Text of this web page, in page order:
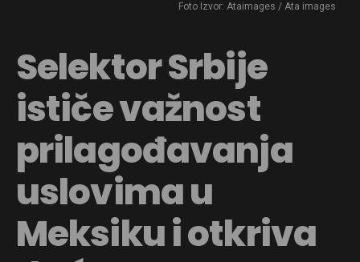
Foto Izvor: Ataimages / Ata images
Selektor Srbije
ističe važnost
prilagođavanja
uslovima u
Meksiku i otkriva